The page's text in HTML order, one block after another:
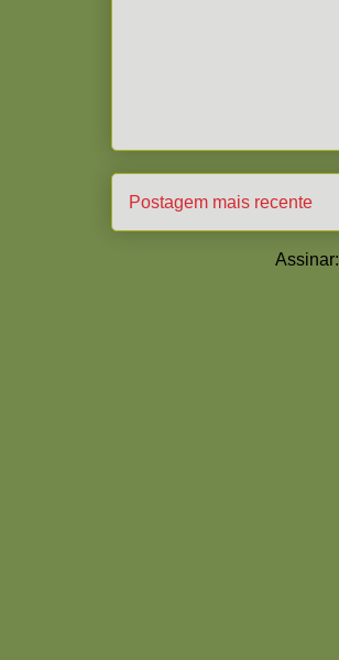
Postagem mais recente
Assinar: